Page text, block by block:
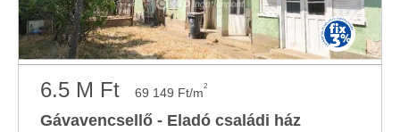
6.5 M Ft 69 149 Ft/m2
Gávavencsellő - Eladó családi ház